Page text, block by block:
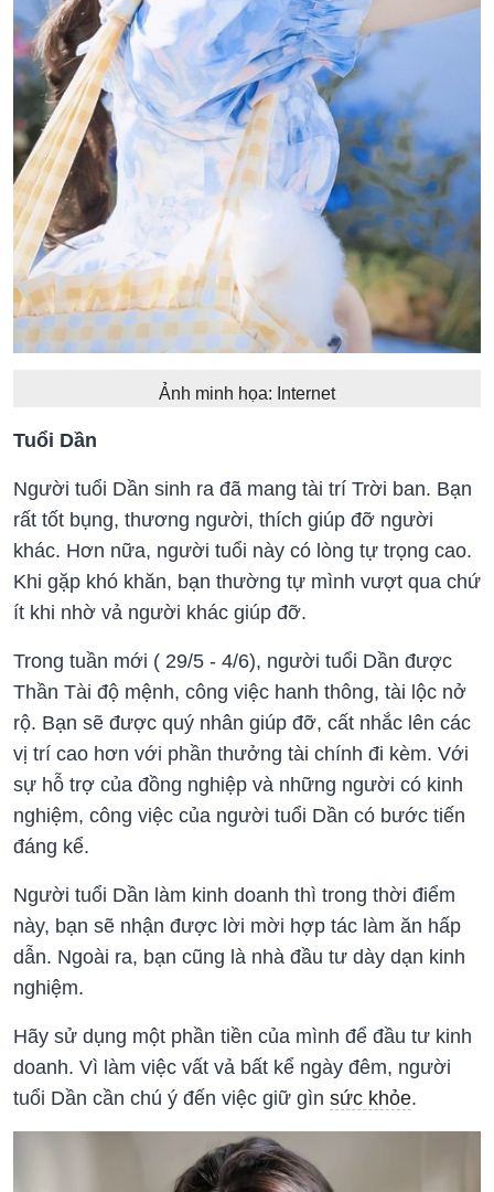
Ảnh minh họa: Internet
Tuổi Dần
Người tuổi Dần sinh ra đã mang tài trí Trời ban. Bạn
rất tốt bụng, thương người, thích giúp đỡ người
khác. Hơn nữa, người tuổi này có lòng tự trọng cao.
Khi gặp khó khăn, bạn thường tự mình vượt qua chứ
ít khi nhờ vả người khác giúp đỡ.
Trong tuần mới ( 29/5 - 4/6), người tuổi Dần được
Thần Tài độ mệnh, công việc hanh thông, tài lộc nở
rộ. Bạn sẽ được quý nhân giúp đỡ, cất nhắc lên các
vị trí cao hơn với phần thưởng tài chính đi kèm. Với
sự hỗ trợ của đồng nghiệp và những người có kinh
nghiệm, công việc của người tuổi Dần có bước tiến
đáng kể.
Người tuổi Dần làm kinh doanh thì trong thời điểm
này, bạn sẽ nhận được lời mời hợp tác làm ăn hấp
dẫn. Ngoài ra, bạn cũng là nhà đầu tư dày dạn kinh
nghiệm.
Hãy sử dụng một phần tiền của mình để đầu tư kinh
doanh. Vì làm việc vất vả bất kể ngày đêm, người
tuổi Dần cần chú ý đến việc giữ gìn sức khỏe.